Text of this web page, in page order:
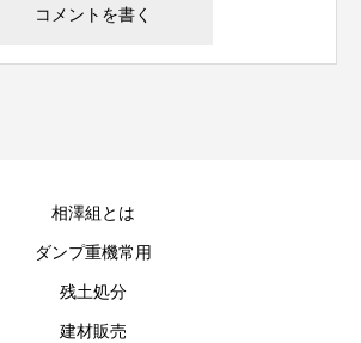
相澤組とは
ダンプ重機常用
残土処分
建材販売